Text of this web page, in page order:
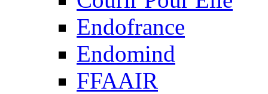
Endofrance
Endomind
FFAAIR